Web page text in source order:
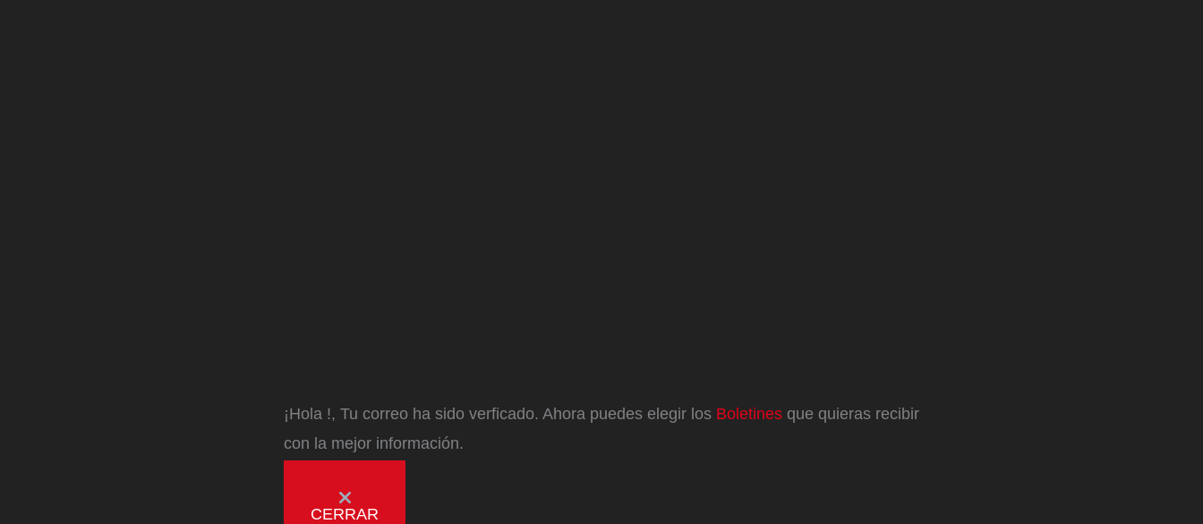
¡Hola !, Tu correo ha sido verficado. Ahora puedes elegir los Boletines que quieras recibir
con la mejor información.
CERRAR